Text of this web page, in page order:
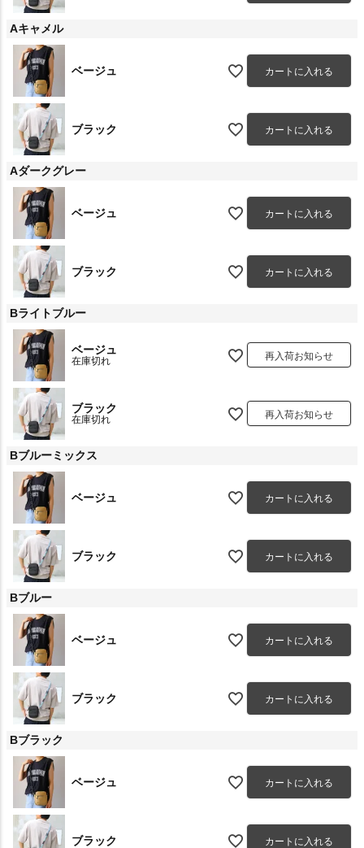
Aキャメル
ベージュ カートに入れる
ブラック カートに入れる
Aダークグレー
ベージュ カートに入れる
ブラック カートに入れる
Bライトブルー
ベージュ
在庫切れ 再入荷お知らせ
ブラック
在庫切れ 再入荷お知らせ
Bブルーミックス
ベージュ カートに入れる
ブラック カートに入れる
Bブルー
ベージュ カートに入れる
ブラック カートに入れる
Bブラック
ベージュ カートに入れる
ブラック カートに入れる